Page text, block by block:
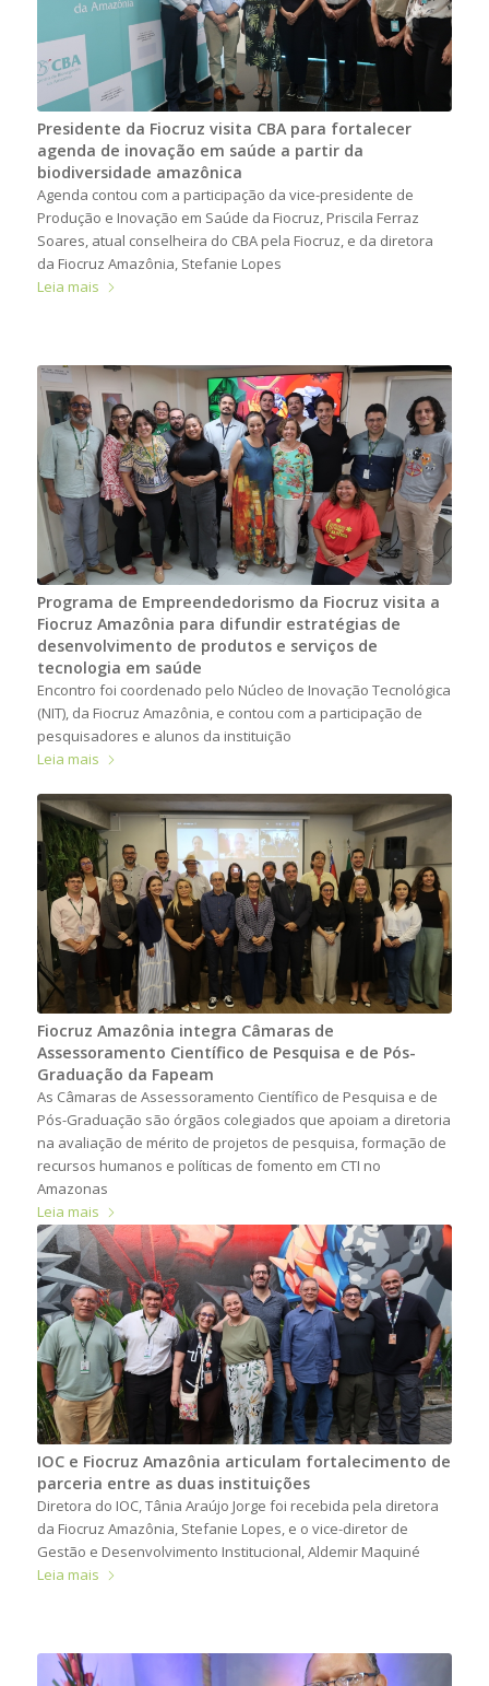
Presidente da Fiocruz visita CBA para fortalecer
agenda de inovação em saúde a partir da
biodiversidade amazônica
Agenda contou com a participação da vice-presidente de
Produção e Inovação em Saúde da Fiocruz, Priscila Ferraz
Soares, atual conselheira do CBA pela Fiocruz, e da diretora
da Fiocruz Amazônia, Stefanie Lopes
Leia mais
Programa de Empreendedorismo da Fiocruz visita a
Fiocruz Amazônia para difundir estratégias de
desenvolvimento de produtos e serviços de
tecnologia em saúde
Encontro foi coordenado pelo Núcleo de Inovação Tecnológica
(NIT), da Fiocruz Amazônia, e contou com a participação de
pesquisadores e alunos da instituição
Leia mais
Fiocruz Amazônia integra Câmaras de
Assessoramento Científico de Pesquisa e de Pós-
Graduação da Fapeam
As Câmaras de Assessoramento Científico de Pesquisa e de
Pós-Graduação são órgãos colegiados que apoiam a diretoria
na avaliação de mérito de projetos de pesquisa, formação de
recursos humanos e políticas de fomento em CTI no
Amazonas
Leia mais
IOC e Fiocruz Amazônia articulam fortalecimento de
parceria entre as duas instituições
Diretora do IOC, Tânia Araújo Jorge foi recebida pela diretora
da Fiocruz Amazônia, Stefanie Lopes, e o vice-diretor de
Gestão e Desenvolvimento Institucional, Aldemir Maquiné
Leia mais